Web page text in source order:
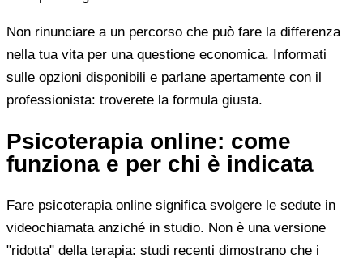
Non rinunciare a un percorso che può fare la differenza
nella tua vita per una questione economica. Informati
sulle opzioni disponibili e parlane apertamente con il
professionista: troverete la formula giusta.
Psicoterapia online: come
funziona e per chi è indicata
Fare psicoterapia online significa svolgere le sedute in
videochiamata anziché in studio. Non è una versione
"ridotta" della terapia: studi recenti dimostrano che i